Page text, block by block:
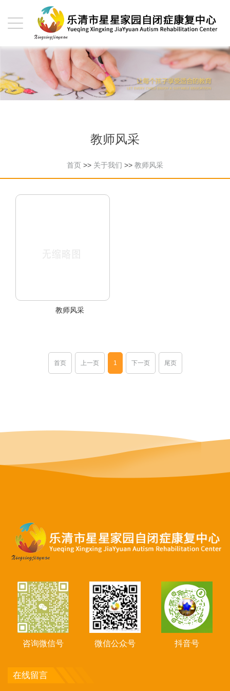
教师风采
首页 >> 关于我们 >> 教师风采
教师风采
首页 上一页 1 下一页 尾页
咨询微信号 微信公众号 抖音号
在线留言